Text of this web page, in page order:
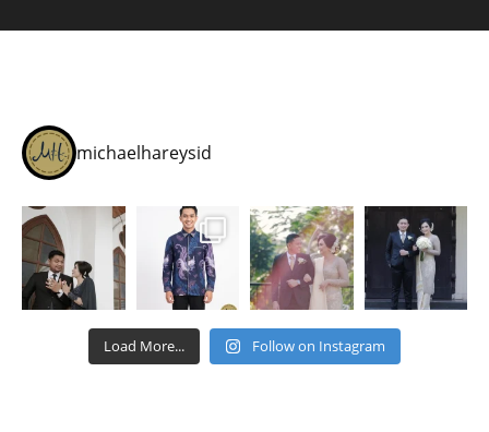
michaelhareysid
Load More... Follow on Instagram